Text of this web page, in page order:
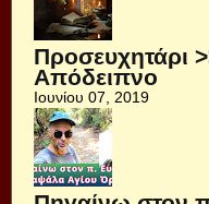
Προσευχητάρι
Απόδειπνο
Ιουνίου 07, 2019